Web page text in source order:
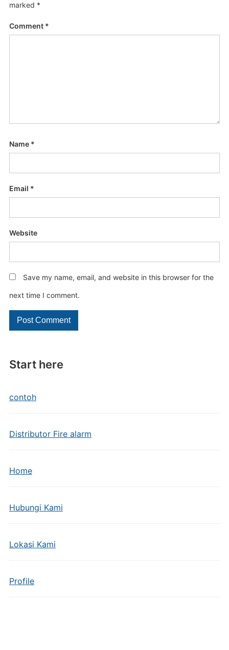
Start here
contoh
Distributor Fire alarm
Home
Hubungi Kami
Lokasi Kami
Profile
marked *
Comment *
Name *
Email *
Website
Save my name, email, and website in this browser for the
next time I comment.